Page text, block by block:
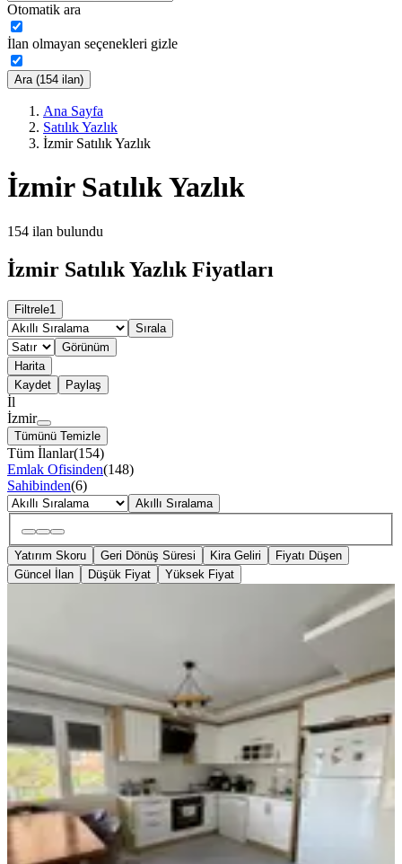
Otomatik ara
İlan olmayan seçenekleri gizle
Ara (154 ilan)
Ana Sayfa
Satılık Yazlık
İzmir Satılık Yazlık
İzmir Satılık Yazlık
154 ilan bulundu
İzmir Satılık Yazlık Fiyatları
Filtrele1
Sırala
Görünüm
Harita
Kaydet
Paylaş
İl
İzmir
Tümünü Temizle
Tüm İlanlar(154)
Emlak Ofisinden(148)
Sahibinden(6)
Akıllı Sıralama
Yatırım Skoru Geri Dönüş Süresi Kira Geliri
Fiyatı Düşen
Güncel İlan
Düşük Fiyat Yüksek Fiyat
Rota Emlaktan İzmir Gümüldürde
İzmir, Menderes
2+1·150 m²·1. Kat 06.08.2026
7.600.000 ₺
Rota GayrimenkulCuma Acar